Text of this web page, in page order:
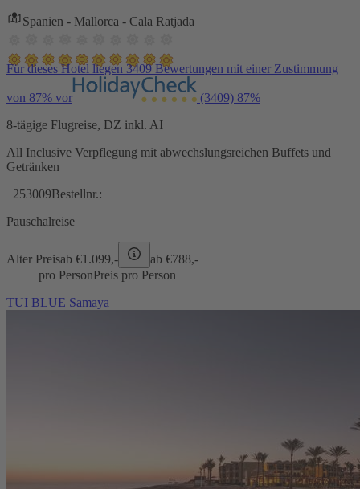
Spanien - Mallorca - Cala Ratjada
Für dieses Hotel liegen 3409 Bewertungen mit einer Zustimmung
von 87% vor (3409) 87%
8-tägige Flugreise, DZ inkl. AI
All Inclusive Verpflegung mit abwechslungsreichen Buffets und
Getränken
253009Bestellnr.:
Pauschalreise
Alter Preisab €1.099,- ab €788,-
pro PersonPreis pro Person
TUI BLUE Samaya